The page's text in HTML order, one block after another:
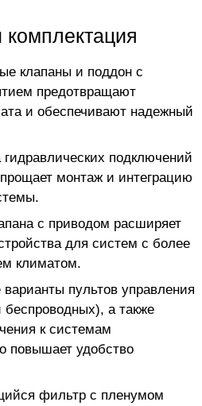
клапаны и поддон с
предотвращают
и обеспечивают надежный
подключений
монтаж и интеграцию
с приводом расширяет
для систем с более
климатом.
пультов управления
беспроводных), а также
к системам
повышает удобство
фильтр с пленумом